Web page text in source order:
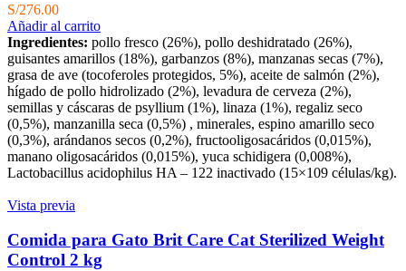
S/276.00
Añadir al carrito
Ingredientes: pollo fresco (26%), pollo deshidratado (26%),
guisantes amarillos (18%), garbanzos (8%), manzanas secas (7%),
grasa de ave (tocoferoles protegidos, 5%), aceite de salmón (2%),
hígado de pollo hidrolizado (2%), levadura de cerveza (2%),
semillas y cáscaras de psyllium (1%), linaza (1%), regaliz seco
(0,5%), manzanilla seca (0,5%) , minerales, espino amarillo seco
(0,3%), arándanos secos (0,2%), fructooligosacáridos (0,015%),
manano oligosacáridos (0,015%), yuca schidigera (0,008%),
Lactobacillus acidophilus HA – 122 inactivado (15×109 células/kg).
Vista previa
Comida para Gato Brit Care Cat Sterilized Weight
Control 2 kg